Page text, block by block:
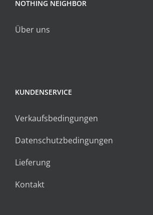
NOTHING NEIGHBOR
Über uns
KUNDENSERVICE
Verkaufsbedingungen
Datenschutzbedingungen
Lieferung
Kontakt